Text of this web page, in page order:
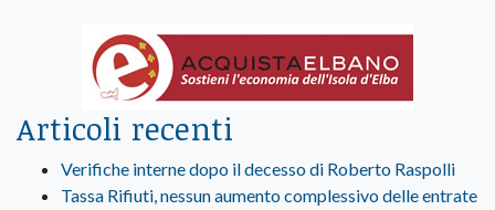
Articoli recenti
Verifiche interne dopo il decesso di Roberto Raspolli
Tassa Rifiuti, nessun aumento complessivo delle entrate